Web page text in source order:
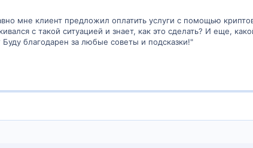
мне клиент предложил оплатить услуги с помощью
с такой ситуацией и знает, как это сделать? И еще,
благодарен за любые советы и подсказки!"